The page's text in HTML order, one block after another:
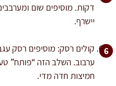
יישרף.
ערבוב. השלב הזה “פותח”
חמיצות חדה מדי.